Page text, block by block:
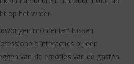
op het water.
momenten tussen
interacties bij een
van de emoties van de gasten